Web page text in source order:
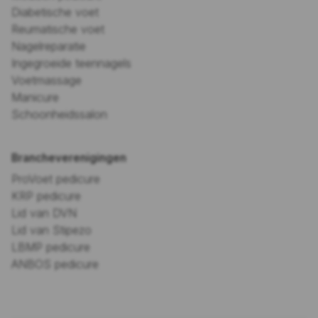
Diabetische voet
Reumatische voet
Nagelreparatie
Ingegroeide teennagels
Voetmassage
Manicure
Schoonheidssalon
Brancheverenigingen
ProVoet pedicure
KRP pedicure
Lid van DVN
Lid van Stipezo
LBMP pedicure
ANBOS pedicure